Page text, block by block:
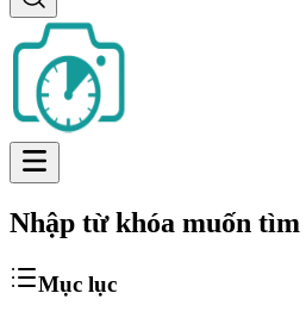
Nhập từ khóa muốn
Mục lục